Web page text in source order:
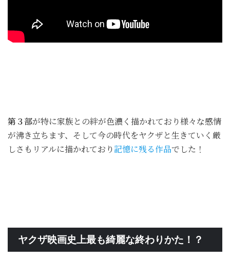
第３部が特に家族との絆が色濃く描かれており様々な感情
が沸き立ちます、そして今の時代をヤクザと生きていく厳
しさもリアルに描かれており記憶に残る作品でした！
ヤクザ映画史上最も綺麗な終わりかた！？